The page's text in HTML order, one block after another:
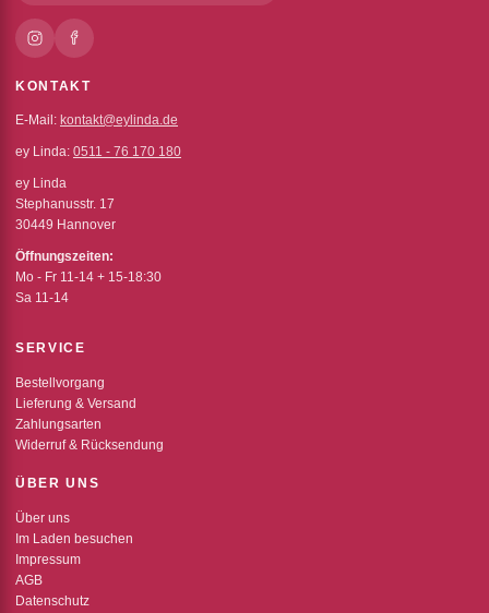
KONTAKT
E-Mail: kontakt@eylinda.de
ey Linda: 0511 - 76 170 180
ey Linda
Stephanusstr. 17
30449 Hannover
Öffnungszeiten:
Mo - Fr 11-14 + 15-18:30
Sa 11-14
SERVICE
Bestellvorgang
Lieferung & Versand
Zahlungsarten
Widerruf & Rücksendung
ÜBER UNS
Über uns
Im Laden besuchen
Impressum
AGB
Datenschutz